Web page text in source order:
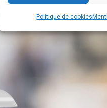
Politique de cookies